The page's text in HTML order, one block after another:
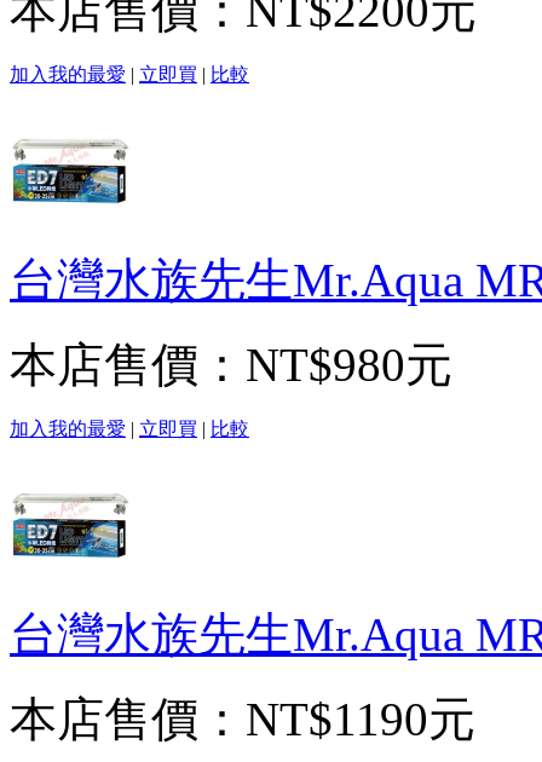
加入我的最愛 | 立即買 | 比較
台灣水族先生Mr.Aqua
本店售價： NT$980元
加入我的最愛 | 立即買 | 比較
台灣水族先生Mr.Aqua
本店售價： NT$1190元